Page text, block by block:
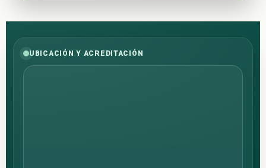
UBICACIÓN Y ACREDITACIÓN